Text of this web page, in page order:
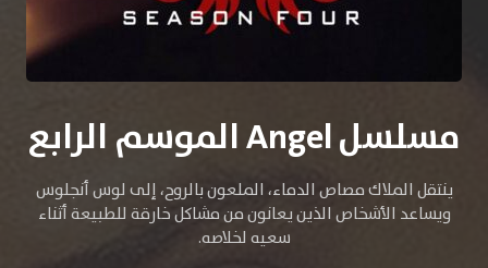
مسلسل Angel الموسم الرابع
ينتقل الملاك مصاص الدماء، الملعون بالروح، إلى لوس أنجلوس
ويساعد الأشخاص الذين يعانون من مشاكل خارقة للطبيعة أثناء
سعيه لخلاصه.